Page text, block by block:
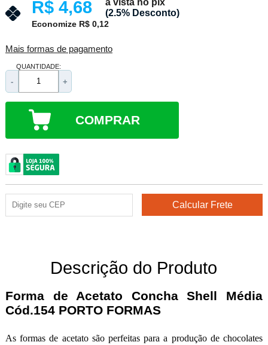
R$ 4,68
(2.5% Desconto)
Economize R$ 0,12
Mais formas de pagamento
QUANTIDADE:
- +
COMPRAR
Descrição do Produto
Forma de Acetato Concha Shell Média
Cód.154 PORTO FORMAS
As formas de acetato são perfeitas para a produção de chocolates